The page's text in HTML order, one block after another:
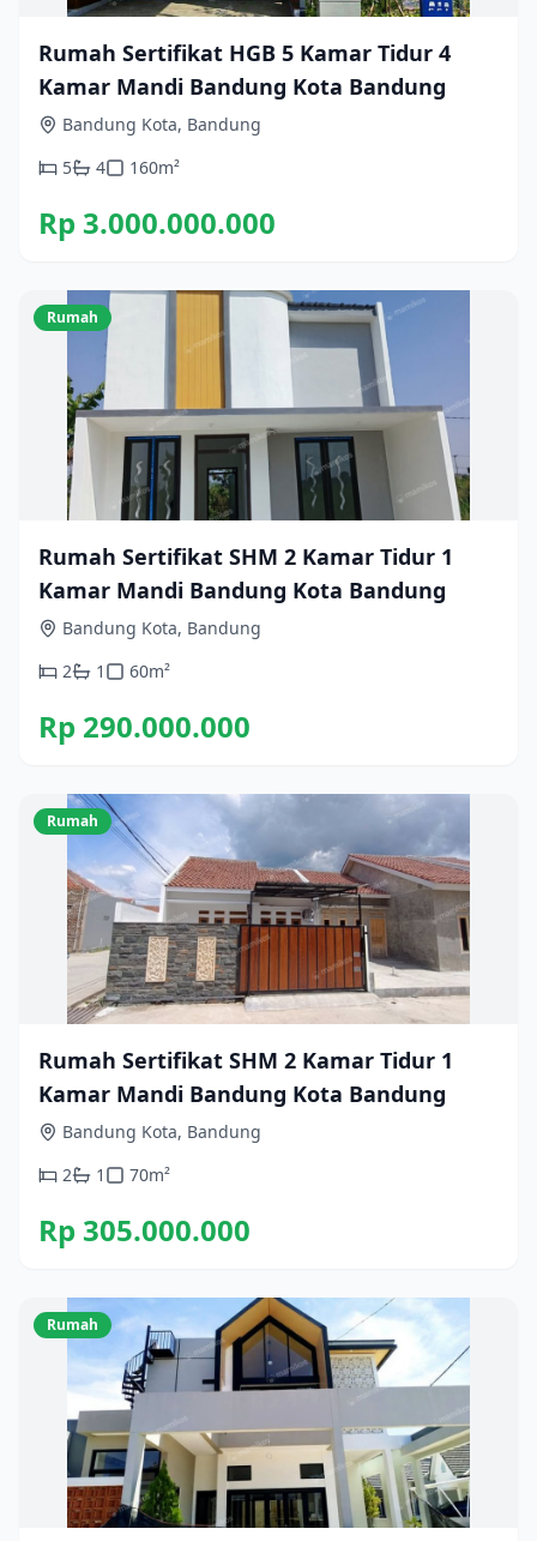
Rumah Sertifikat HGB 5 Kamar Tidur 4
Kamar Mandi Bandung Kota Bandung
Bandung Kota, Bandung
5
4 160m²
Rp 3.000.000.000
Rumah
Rumah Sertifikat SHM 2 Kamar Tidur 1
Kamar Mandi Bandung Kota Bandung
Bandung Kota, Bandung
2
1 60m²
Rp 290.000.000
Rumah
Rumah Sertifikat SHM 2 Kamar Tidur 1
Kamar Mandi Bandung Kota Bandung
Bandung Kota, Bandung
2
1 70m²
Rp 305.000.000
Rumah